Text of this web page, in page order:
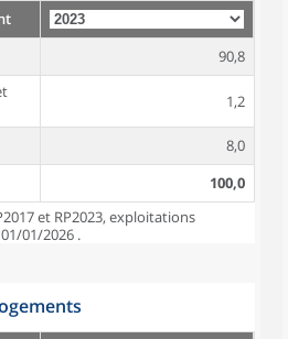
90,8
1,2
8,0
100,0
et RP2023, exploitations
01/2026 .